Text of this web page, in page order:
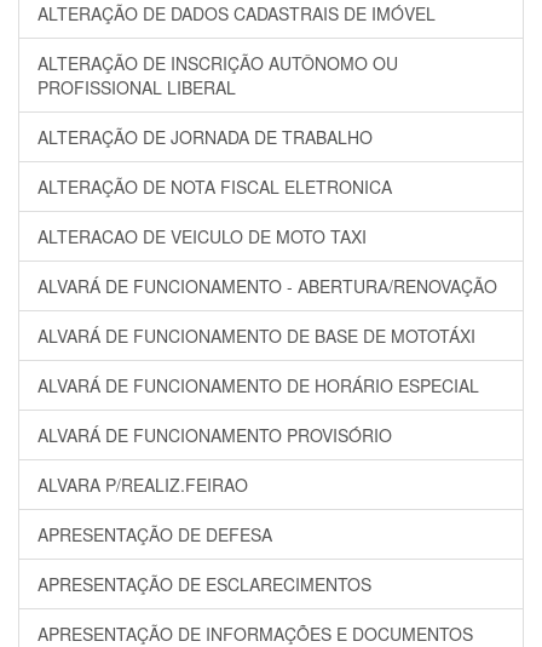
ALTERAÇÃO DE DADOS CADASTRAIS DE IMÓVEL
ALTERAÇÃO DE INSCRIÇÃO AUTÔNOMO OU
PROFISSIONAL LIBERAL
ALTERAÇÃO DE JORNADA DE TRABALHO
ALTERAÇÃO DE NOTA FISCAL ELETRONICA
ALTERACAO DE VEICULO DE MOTO TAXI
ALVARÁ DE FUNCIONAMENTO - ABERTURA/RENOVAÇÃO
ALVARÁ DE FUNCIONAMENTO DE BASE DE MOTOTÁXI
ALVARÁ DE FUNCIONAMENTO DE HORÁRIO ESPECIAL
ALVARÁ DE FUNCIONAMENTO PROVISÓRIO
ALVARA P/REALIZ.FEIRAO
APRESENTAÇÃO DE DEFESA
APRESENTAÇÃO DE ESCLARECIMENTOS
APRESENTAÇÃO DE INFORMAÇÕES E DOCUMENTOS